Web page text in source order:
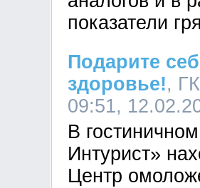
показатели
Подарите
здоровье!,
09:51,
В
Интурист»
Центр